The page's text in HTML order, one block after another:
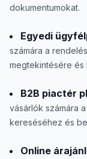
dokumentumokat.
Egyedi
számára a
megtekintésére és
B2B piactér
vásárlók számára
kereséséhez és
Online